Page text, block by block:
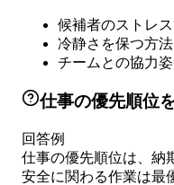
候補者のストレ
冷静さを保つ方
チームとの協力
仕事の優先順位
回答例
仕事の優先順位は、納
安全に関わる作業は最